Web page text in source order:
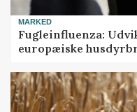
MARKED
Fugleinfluenza:
europæiske